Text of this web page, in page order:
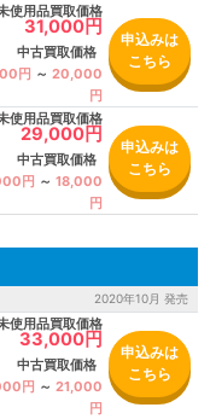
使用品買取価格
31,000円
中古買取価格
円 ～ 20,000
円
申込みは
こちら
使用品買取価格
29,000円
中古買取価格
円 ～ 18,000
円
申込みは
こちら
2020年10月 発売
使用品買取価格
33,000円
中古買取価格
円 ～ 21,000
円
申込みは
こちら